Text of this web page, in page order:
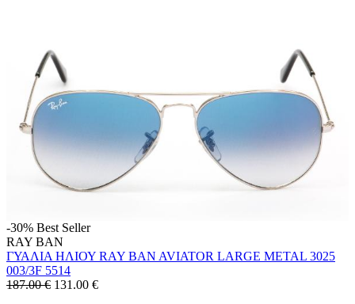
-30% Best Seller
RAY BAN
ΓΥΑΛΙΑ ΗΛΙΟΥ RAY BAN AVIATOR LARGE METAL 3025
003/3F 5514
187.00 € 131.00 €